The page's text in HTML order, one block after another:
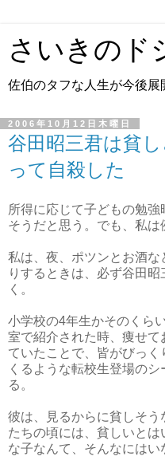
さいきのド
佐伯のタフな人生が今後
2006年10月12日木曜日
谷田昭三君は貧
って自殺した
所得に応じて子どもの勉強
そうだと思う。でも、私は
私は、夜、ポツンとお酒
りするときは、必ず谷田
く。
小学校の4年生かそのくら
室で紹介された時、痩せ
ていたことで、皆がびっ
くるような転校生登場の
る。
彼は、見るからに貧しそ
たちの頃には、貧しいとは
な子なんて、そんなにはい